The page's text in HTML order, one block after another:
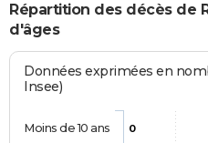
Répartition des décès de
d'âges
Données exprimées en
Insee)
0
Moins de 10 ans